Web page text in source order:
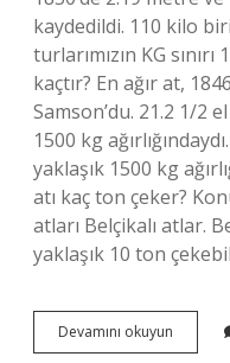
kaydedildi. 110 kilo
turlarımızın KG
kaçtır? En ağır at,
Samson’du. 21.2 1/2
1500 kg
yaklaşık 1500 kg
atı kaç ton çeker?
atları Belçikalı atlar.
yaklaşık 10 ton
Devamını okuyun
Ağır